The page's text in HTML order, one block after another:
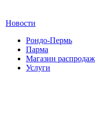
Новости
Рондо-Пермь
Парма
Магазин распродаж
Услуги